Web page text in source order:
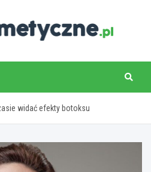
widać efekty botoksu